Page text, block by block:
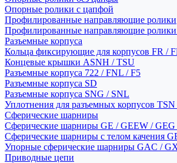
Опорные ролики с цапфой
Профилированные направляющие ролики
Профилированные направляющие
Разъемные корпуса
Кольца фиксирующие для корпусов FR /
Концевые крышки ASNH / TSU
Разъемные корпуса 722 / FNL / F5
Разъемные корпуса SD
Разъемные корпуса SNG / SNL
Уплотнения для разъемных корпусов
Сферические шарниры
Сферические шарниры GE / GEEW /
Сферические шарниры с телом качения
Упорные сферические шарниры GAC /
Приводные цепи